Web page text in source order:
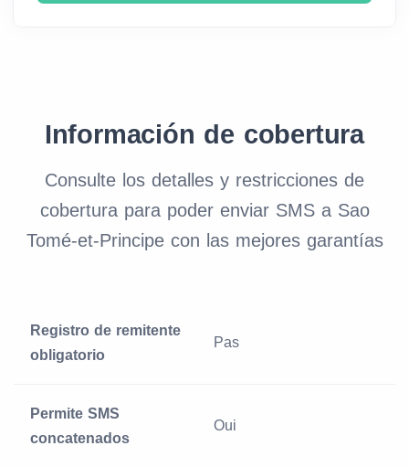
Información de cobertura
Consulte los detalles y restricciones de
cobertura para poder enviar SMS a Sao
Tomé-et-Principe con las mejores garantías
Registro de remitente
obligatorio
Pas
Permite SMS
concatenados
Oui